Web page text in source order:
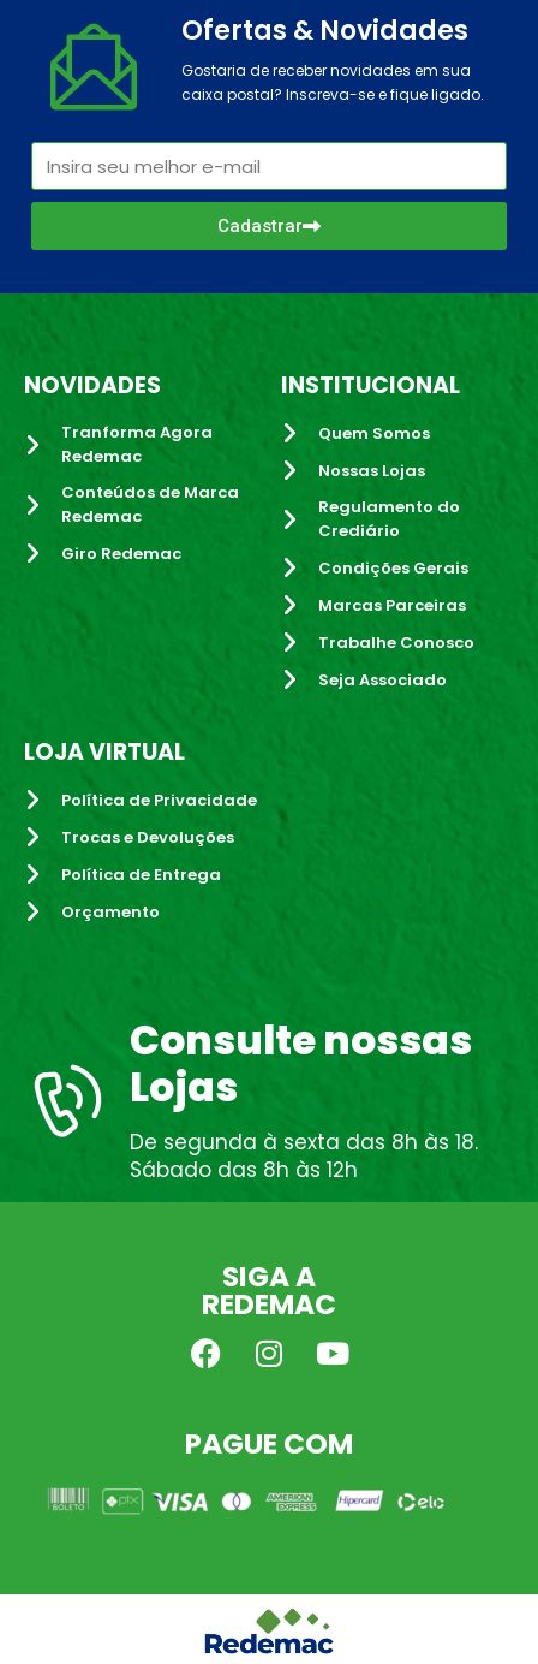
Ofertas & Novidades
Gostaria de receber novidades em sua
caixa postal? Inscreva-se e fique ligado.
Cadastrar
NOVIDADES
Tranforma Agora
Redemac
Conteúdos de Marca
Redemac
Giro Redemac
INSTITUCIONAL
Quem Somos
Nossas Lojas
Regulamento do
Crediário
Condições Gerais
Marcas Parceiras
Trabalhe Conosco
Seja Associado
LOJA VIRTUAL
Política de Privacidade
Trocas e Devoluções
Política de Entrega
Orçamento
Consulte nossas
Lojas
De segunda à sexta das 8h às 18.
Sábado das 8h às 12h
SIGA A
REDEMAC
PAGUE COM